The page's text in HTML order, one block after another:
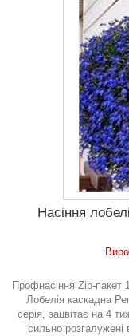
Насіння
Профнасіння Zip-пакет
Лобелія каскадна
серія, зацвітає на 4
сильно розгалужені